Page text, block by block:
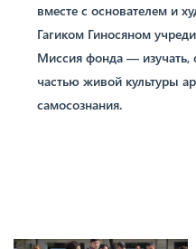
вместе с основателем и
Гагиком Гиносяном
Миссия фонда — изучать,
частью живой культуры
самосознания.